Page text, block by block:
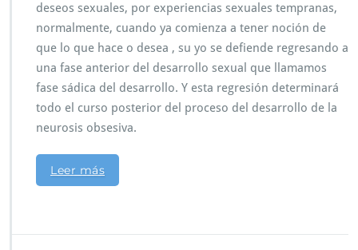
deseos sexuales, por experiencias sexuales tempranas,
normalmente, cuando ya comienza a tener noción de
que lo que hace o desea , su yo se defiende regresando a
una fase anterior del desarrollo sexual que llamamos
fase sádica del desarrollo. Y esta regresión determinará
todo el curso posterior del proceso del desarrollo de la
neurosis obsesiva.
Leer más